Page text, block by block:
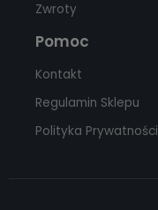
Zwroty
Pomoc
Kontakt
Regulamin Sklepu
Polityka Prywatności